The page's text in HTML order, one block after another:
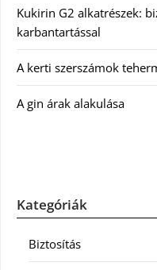
Kukirin G2 alkatrészek:
karbantartással
A kerti szerszámok
A gin árak alakulása
Kategóriák
Biztosítás